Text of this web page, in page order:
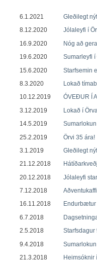
6.1.2021
Gleðilegt
8.12.2020
Jólaleyfi í
16.9.2020
Nóg að
19.6.2020
Sumarleyfi í
15.6.2020
Starfsemin
8.3.2020
Lokað
10.12.2019
ÓVEÐUR Í
3.12.2019
Lokað í
14.5.2019
25.2.2019
Örvi 35 ára!
3.1.2019
Gleðilegt
21.12.2018
20.12.2018
Jólaleyfi
7.12.2018
16.11.2018
6.7.2018
2.5.2018
Starfsdagur
9.4.2018
21.3.2018
Heimsóknir